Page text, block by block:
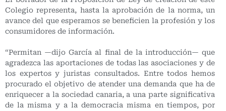
Colegio representa, hasta la aprobación de la norma, un
avance del que esperamos se beneficien la profesión y los
consumidores de información.
“Permitan —dijo García al final de la introducción— que
agradezca las aportaciones de todas las asociaciones y de
los expertos y juristas consultados. Entre todos hemos
procurado el objetivo de atender una demanda que ha de
enriquecer a la sociedad canaria, a una parte significativa
de la misma y a la democracia misma en tiempos, por